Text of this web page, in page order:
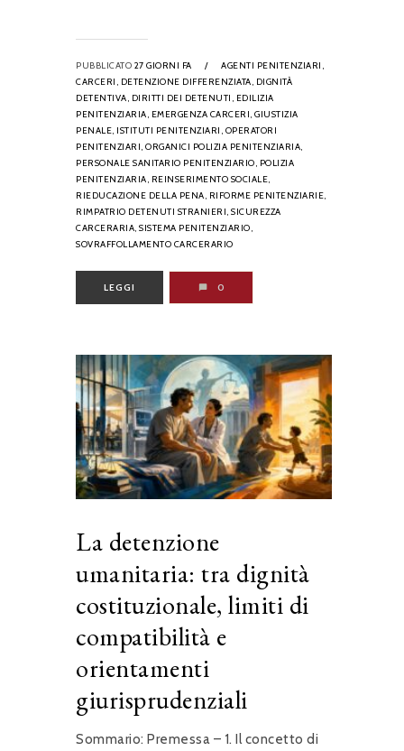
PUBBLICATO 27 GIORNI FA /
AGENTI PENITENZIARI,
CARCERI, DETENZIONE DIFFERENZIATA, DIGNITÀ
DETENTIVA, DIRITTI DEI DETENUTI, EDILIZIA
PENITENZIARIA, EMERGENZA CARCERI, GIUSTIZIA
PENALE, ISTITUTI PENITENZIARI, OPERATORI
PENITENZIARI, ORGANICI POLIZIA PENITENZIARIA,
PERSONALE SANITARIO PENITENZIARIO, POLIZIA
PENITENZIARIA, REINSERIMENTO SOCIALE,
RIEDUCAZIONE DELLA PENA, RIFORME PENITENZIARIE,
RIMPATRIO DETENUTI STRANIERI, SICUREZZA
CARCERARIA, SISTEMA PENITENZIARIO,
SOVRAFFOLLAMENTO CARCERARIO
LEGGI 0
La detenzione
umanitaria: tra dignità
costituzionale, limiti di
compatibilità e
orientamenti
giurisprudenziali
Sommario: Premessa – 1. Il concetto di